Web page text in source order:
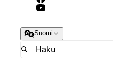
Suomi